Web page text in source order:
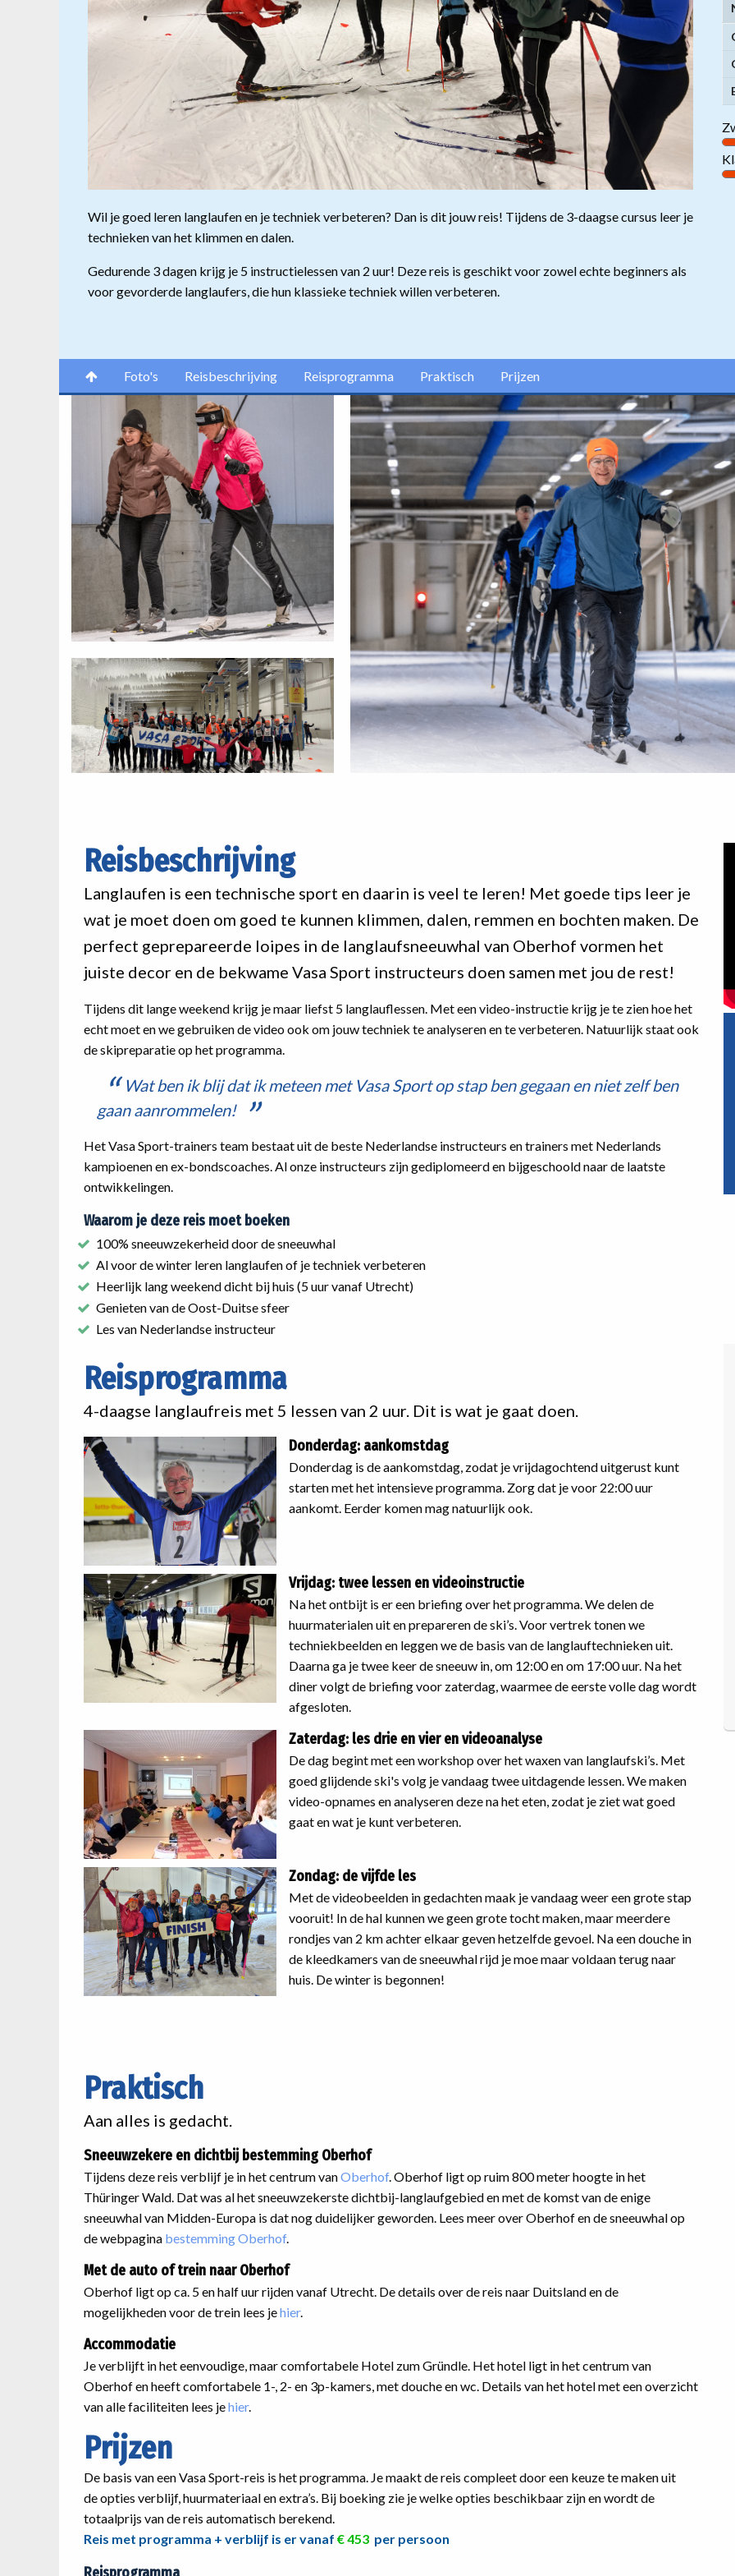
Wil je goed leren langlaufen en je techniek verbeteren? Dan is dit jouw reis! Tijdens de 3-daagse cursus leer je
technieken van het klimmen en dalen.
Gedurende 3 dagen krijg je 5 instructielessen van 2 uur! Deze reis is geschikt voor zowel echte beginners als
voor gevorderde langlaufers, die hun klassieke techniek willen verbeteren.
Foto's Reisbeschrijving Reisprogramma Praktisch Prijzen
Reisbeschrijving
Langlaufen is een technische sport en daarin is veel te leren! Met goede tips leer je
wat je moet doen om goed te kunnen klimmen, dalen, remmen en bochten maken. De
perfect geprepareerde loipes in de langlaufsneeuwhal van Oberhof vormen het
juiste decor en de bekwame Vasa Sport instructeurs doen samen met jou de rest!
Tijdens dit lange weekend krijg je maar liefst 5 langlauflessen. Met een video-instructie krijg je te zien hoe het
echt moet en we gebruiken de video ook om jouw techniek te analyseren en te verbeteren. Natuurlijk staat ook
de skipreparatie op het programma.
Wat ben ik blij dat ik meteen met Vasa Sport op stap ben gegaan en niet zelf ben
gaan aanrommelen!
Het Vasa Sport-trainers team bestaat uit de beste Nederlandse instructeurs en trainers met Nederlands
kampioenen en ex-bondscoaches. Al onze instructeurs zijn gediplomeerd en bijgeschoold naar de laatste
ontwikkelingen.
Waarom je deze reis moet boeken
100% sneeuwzekerheid door de sneeuwhal
Al voor de winter leren langlaufen of je techniek verbeteren
Heerlijk lang weekend dicht bij huis (5 uur vanaf Utrecht)
Genieten van de Oost-Duitse sfeer
Les van Nederlandse instructeur
Reisprogramma
4-daagse langlaufreis met 5 lessen van 2 uur. Dit is wat je gaat doen.
Donderdag: aankomstdag
Donderdag is de aankomstdag, zodat je vrijdagochtend uitgerust kunt
starten met het intensieve programma. Zorg dat je voor 22:00 uur
aankomt. Eerder komen mag natuurlijk ook.
Vrijdag: twee lessen en videoinstructie
Na het ontbijt is er een briefing over het programma. We delen de
huurmaterialen uit en prepareren de ski’s. Voor vertrek tonen we
techniekbeelden en leggen we de basis van de langlauftechnieken uit.
Daarna ga je twee keer de sneeuw in, om 12:00 en om 17:00 uur. Na het
diner volgt de briefing voor zaterdag, waarmee de eerste volle dag wordt
afgesloten.
Zaterdag: les drie en vier en videoanalyse
De dag begint met een workshop over het waxen van langlaufski’s. Met
goed glijdende ski's volg je vandaag twee uitdagende lessen. We maken
video-opnames en analyseren deze na het eten, zodat je ziet wat goed
gaat en wat je kunt verbeteren.
Zondag: de vijfde les
Met de videobeelden in gedachten maak je vandaag weer een grote stap
vooruit! In de hal kunnen we geen grote tocht maken, maar meerdere
rondjes van 2 km achter elkaar geven hetzelfde gevoel. Na een douche in
de kleedkamers van de sneeuwhal rijd je moe maar voldaan terug naar
huis. De winter is begonnen!
Praktisch
Aan alles is gedacht.
Sneeuwzekere en dichtbij bestemming Oberhof
Tijdens deze reis verblijf je in het centrum vanOberhof. Oberhof ligt op ruim 800 meter hoogte in het
Thüringer Wald. Dat was al het sneeuwzekerste dichtbij-langlaufgebied en met de komst van de enige
sneeuwhal van Midden-Europa is dat nog duidelijker geworden. Lees meer over Oberhof en de sneeuwhal op
de webpagina bestemming Oberhof.
Met de auto of trein naar Oberhof
Oberhof ligt op ca. 5 en half uur rijden vanaf Utrecht. De details over de reis naar Duitsland en de
mogelijkheden voor de trein lees jehier.
Accommodatie
Je verblijft in het eenvoudige, maar comfortabele Hotel zum Gründle. Het hotel ligt in het centrum van
Oberhof en heeft comfortabele 1-, 2- en 3p-kamers, met douche en wc. Details van het hotel met een overzicht
van alle faciliteiten lees jehier.
Prijzen
De basis van een Vasa Sport-reis is het programma. Je maakt de reis compleet door een keuze te maken uit
de opties verblijf, huurmateriaal en extra’s. Bij boeking zie je welke opties beschikbaar zijn en wordt de
totaalprijs van de reis automatisch berekend.
Reis met programma + verblijf is er vanaf € 453 per persoon